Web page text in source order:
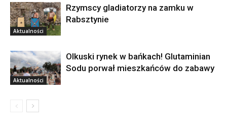
Aktualności
Rzymscy gladiatorzy na zamku w
Rabsztynie
Aktualności
Olkuski rynek w bańkach! Glutaminian
Sodu porwał mieszkańców do zabawy